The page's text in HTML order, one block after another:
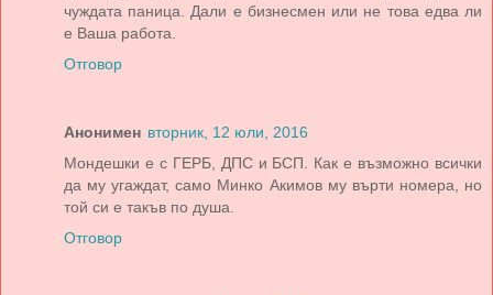
чуждата паница. Дали е бизнесмен или не това едва ли
е Ваша работа.
Отговор
Анонимен вторник, 12 юли, 2016
Мондешки е с ГЕРБ, ДПС и БСП. Как е възможно всички
да му угаждат, само Минко Акимов му върти номера, но
той си е такъв по душа.
Отговор